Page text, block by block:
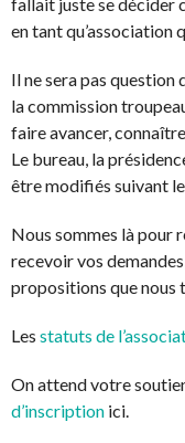
en tant qu’association
Il ne sera pas question
la commission
faire avancer,
Le bureau, la
être modifiés suivant
Nous sommes là pour
recevoir vos
propositions que nous
Les statuts de
On attend votre
d’inscription ici.